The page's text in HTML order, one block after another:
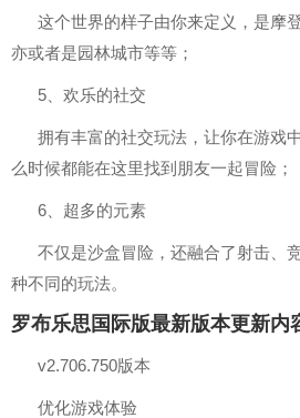
这个世界的样子由你来定义，是摩
亦或者是园林城市等等；
5、欢乐的社交
拥有丰富的社交玩法，让你在游戏
么时候都能在这里找到朋友一起冒险；
6、超多的元素
不仅是沙盒冒险，还融合了射击、
种不同的玩法。
罗布乐思国际版最新版本更新内
v2.706.750版本
优化游戏体验